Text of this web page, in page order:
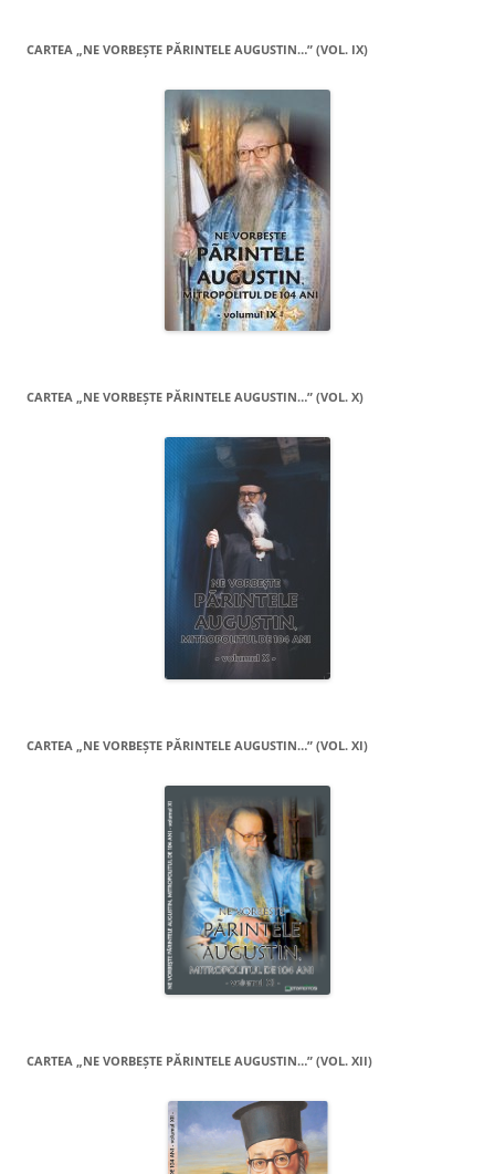
CARTEA „NE VORBEŞTE PĂRINTELE AUGUSTIN…” (VOL. IX)
CARTEA „NE VORBEŞTE PĂRINTELE AUGUSTIN…” (VOL. X)
CARTEA „NE VORBEŞTE PĂRINTELE AUGUSTIN…” (VOL. XI)
CARTEA „NE VORBEŞTE PĂRINTELE AUGUSTIN…” (VOL. XII)